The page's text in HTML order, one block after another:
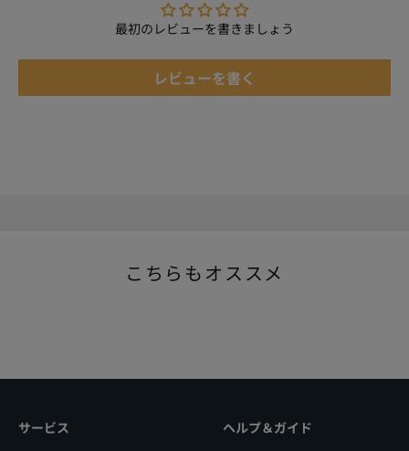
最初のレビューを書きましょう
レビューを書く
サービス
ヘルプ＆ガイド